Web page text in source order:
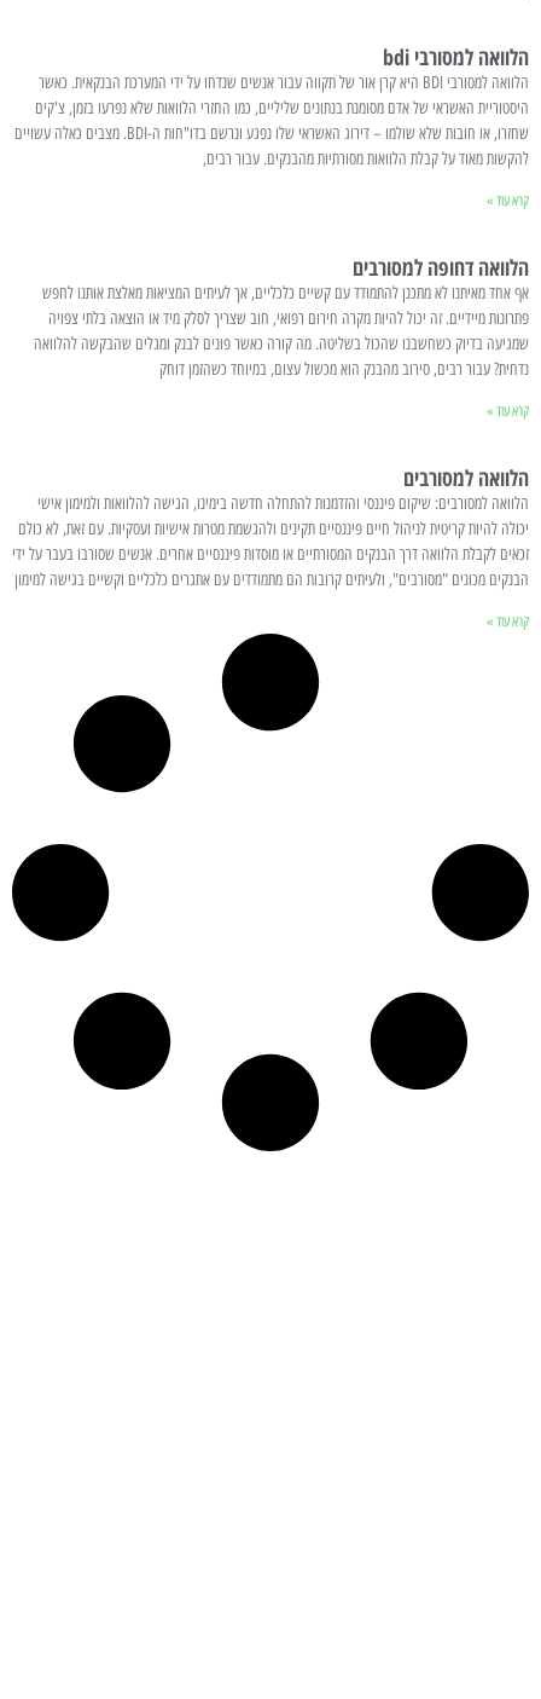
הלוואה למסורבי bdi
הלוואה למסורבי BDI היא קרן אור של תקווה עבור אנשים שנדחו על ידי המערכת הבנקאית. כאשר
היסטוריית האשראי של אדם מסומנת בנתונים שליליים, כמו החזרי הלוואות שלא נפרעו בזמן, צ'קים
שחזרו, או חובות שלא שולמו – דירוג האשראי שלו נפגע ונרשם בדו"חות ה-BDI. מצבים כאלה עשויים
להקשות מאוד על קבלת הלוואות מסורתיות מהבנקים. עבור רבים,
קרא עוד »
הלוואה דחופה למסורבים
אף אחד מאיתנו לא מתכנן להתמודד עם קשיים כלכליים, אך לעיתים המציאות מאלצת אותנו לחפש
פתרונות מיידיים. זה יכול להיות מקרה חירום רפואי, חוב שצריך לסלק מיד או הוצאה בלתי צפויה
שמגיעה בדיוק כשחשבנו שהכול בשליטה. מה קורה כאשר פונים לבנק ומגלים שהבקשה להלוואה
נדחית? עבור רבים, סירוב מהבנק הוא מכשול עצום, במיוחד כשהזמן דוחק
קרא עוד »
הלוואה למסורבים
הלוואה למסורבים: שיקום פיננסי והזדמנות להתחלה חדשה בימינו, הגישה להלוואות ולמימון אישי
יכולה להיות קריטית לניהול חיים פיננסיים תקינים ולהגשמת מטרות אישיות ועסקיות. עם זאת, לא כולם
זכאים לקבלת הלוואה דרך הבנקים המסורתיים או מוסדות פיננסיים אחרים. אנשים שסורבו בעבר על ידי
הבנקים מכונים "מסורבים", ולעיתים קרובות הם מתמודדים עם אתגרים כלכליים וקשיים בגישה למימון
קרא עוד »